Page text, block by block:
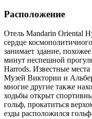
Расположение
Отель Mandarin Oriental
сердце
занимает здание,
минут неспешной
Harrods. Известные
Музей Виктории и
многие другие также
ходьбы открыт
гольф, прокатиться
езды расположился